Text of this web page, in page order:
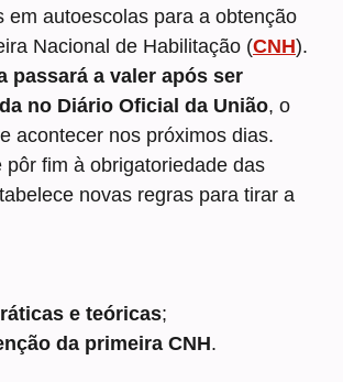
em autoescolas para a obtenção
Nacional de Habilitação (CNH).
passará a valer após ser
no Diário Oficial da União, o
acontecer nos próximos dias.
pôr fim à obrigatoriedade das
novas regras para tirar a
e teóricas;
da primeira CNH.